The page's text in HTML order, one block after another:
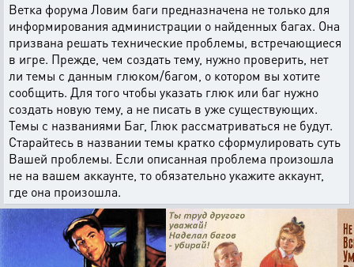
Ветка форума Ловим баги предназначена не только для
информирования администрации о найденных багах. Она
призвана решать технические проблемы, встречающиеся
в игре. Прежде, чем создать тему, нужно проверить, нет
ли темы с данным глюком/багом, о котором вы хотите
сообщить. Для того чтобы указать глюк или баг нужно
создать новую тему, а не писать в уже существующих.
Темы с названиями Баг, Глюк рассматриваться не будут.
Старайтесь в названии темы кратко сформулировать суть
Вашей проблемы. Если описанная проблема произошла
не на вашем аккаунте, то обязательно укажите аккаунт,
где она произошла.